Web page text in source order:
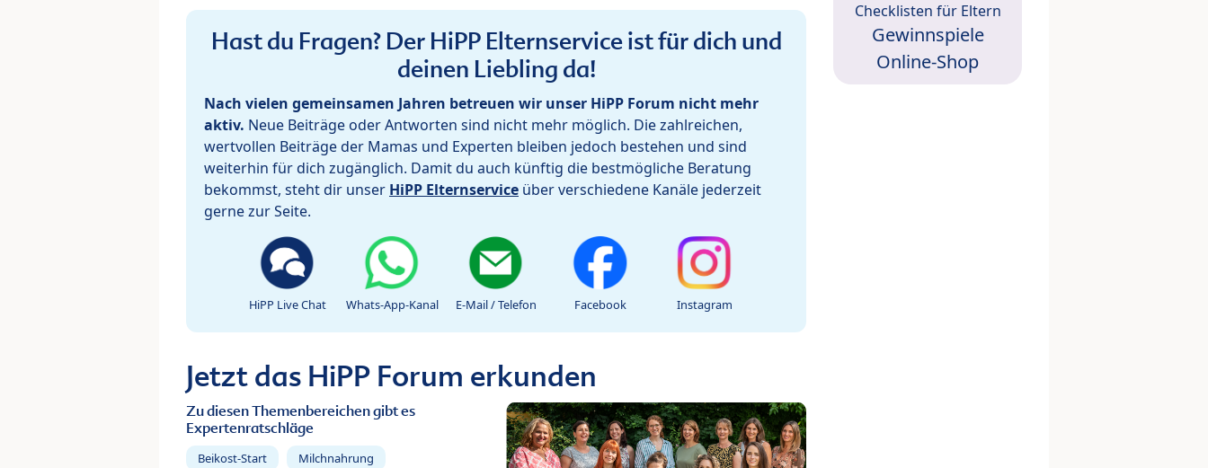
Hast du Fragen? Der HiPP Elternservice ist für dich und
deinen Liebling da!
Nach vielen gemeinsamen Jahren betreuen wir unser HiPP Forum nicht mehr
aktiv. Neue Beiträge oder Antworten sind nicht mehr möglich. Die zahlreichen,
wertvollen Beiträge der Mamas und Experten bleiben jedoch bestehen und sind
weiterhin für dich zugänglich. Damit du auch künftig die bestmögliche Beratung
bekommst, steht dir unser HiPP Elternservice über verschiedene Kanäle jederzeit
gerne zur Seite.
HiPP Live Chat Whats-App-Kanal E-Mail / Telefon Facebook Instagram
Jetzt das HiPP Forum erkunden
Zu diesen Themenbereichen gibt es
Expertenratschläge
Beikost-Start Milchnahrung
Checklisten für Eltern
Gewinnspiele
Online-Shop